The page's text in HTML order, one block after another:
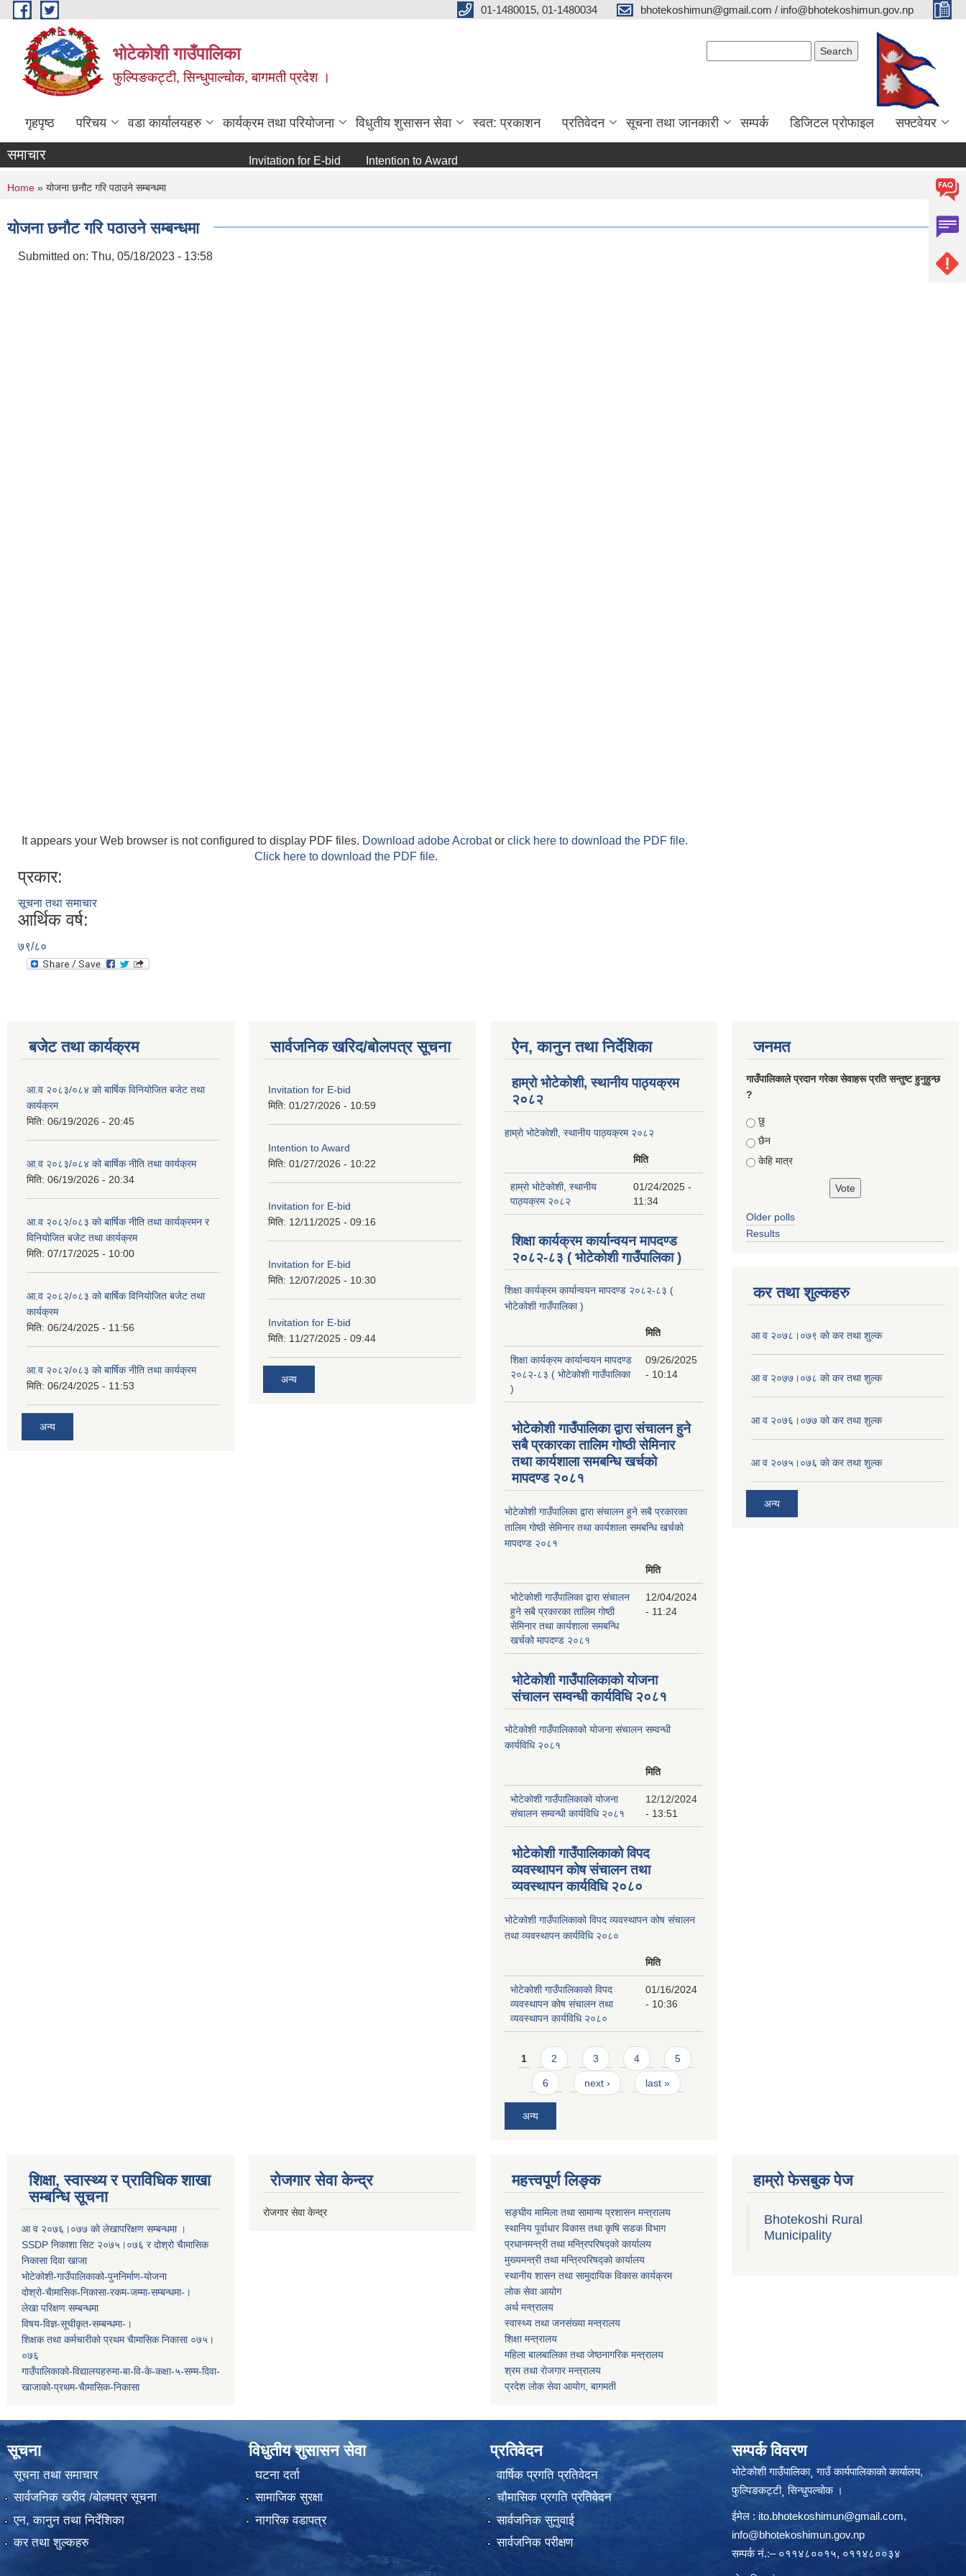
Skip to main content 01-1480015, 01-1480034 bhotekoshimun@gmail.com / info@bhotekoshimun.gov.np
भोटेकोशी गाउँपालिका
फुल्पिङकट्टी, सिन्धुपाल्चोक, बागमती प्रदेश ।
गृहपृष्ठ परिचय वडा कार्यालयहरु कार्यक्रम तथा परियोजना विधुतीय शुसासन सेवा स्वत: प्रकाशन प्रतिवेदन सूचना तथा जानकारी सम्पर्क डिजिटल प्रोफाइल सफ्टवेयर
समाचार Invitation for E-bid Intention to Award जो जस संग सम्बन्धित छ ।
You are here
Home » योजना छनौट गरि पठाउने सम्बन्धमा
योजना छनौट गरि पठाउने सम्बन्धमा
Submitted on: Thu, 05/18/2023 - 13:58
It appears your Web browser is not configured to display PDF files. Download adobe Acrobator click here to download the PDF file.
Click here to download the PDF file.
प्रकार:
सूचना तथा समाचार
आर्थिक वर्ष:
७९/८०
बजेट तथा कार्यक्रम
आ.व २०८३/०८४ को बार्षिक विनियोजित बजेट तथा
कार्यक्रम
मिति: 06/19/2026 - 20:45
आ.व २०८३/०८४ को बार्षिक नीति तथा कार्यक्रम
मिति: 06/19/2026 - 20:34
आ.व २०८२/०८३ को बार्षिक नीति तथा कार्यक्रमन र
विनियोजित बजेट तथा कार्यक्रम
मिति: 07/17/2025 - 10:00
आ.व २०८२/०८३ को बार्षिक विनियोजित बजेट तथा
कार्यक्रम
मिति: 06/24/2025 - 11:56
आ.व २०८२/०८३ को बार्षिक नीति तथा कार्यक्रम
मिति: 06/24/2025 - 11:53
अन्य
सार्वजनिक खरिद/बोलपत्र सूचना
Invitation for E-bid
मिति: 01/27/2026 - 10:59
Intention to Award
मिति: 01/27/2026 - 10:22
Invitation for E-bid
मिति: 12/11/2025 - 09:16
Invitation for E-bid
मिति: 12/07/2025 - 10:30
Invitation for E-bid
मिति: 11/27/2025 - 09:44
अन्य
ऐन, कानुन तथा निर्देशिका
हाम्रो भोटेकोशी, स्थानीय पाठ्यक्रम
२०८२
हाम्रो भोटेकोशी, स्थानीय पाठ्यक्रम २०८२
मिति
हाम्रो भोटेकोशी, स्थानीय
पाठ्यक्रम २०८२
01/24/2025 -
11:34
शिक्षा कार्यक्रम कार्यान्वयन मापदण्ड
२०८२-८३ ( भोटेकोशी गाउँपालिका )
शिक्षा कार्यक्रम कार्यान्वयन मापदण्ड २०८२-८३ (
भोटेकोशी गाउँपालिका )
मिति
शिक्षा कार्यक्रम कार्यान्वयन मापदण्ड
२०८२-८३ ( भोटेकोशी गाउँपालिका
)
09/26/2025
- 10:14
भोटेकोशी गाउँपालिका द्वारा संचालन हुने
सबै प्रकारका तालिम गोष्ठी सेमिनार
तथा कार्यशाला समबन्धि खर्चको
मापदण्ड २०८१
भोटेकोशी गाउँपालिका द्वारा संचालन हुने सबै प्रकारका
तालिम गोष्ठी सेमिनार तथा कार्यशाला समबन्धि खर्चको
मापदण्ड २०८१
मिति
भोटेकोशी गाउँपालिका द्वारा संचालन
हुने सबै प्रकारका तालिम गोष्ठी
सेमिनार तथा कार्यशाला समबन्धि
खर्चको मापदण्ड २०८१
12/04/2024
- 11:24
भोटेकोशी गाउँपालिकाको योजना
संचालन सम्वन्धी कार्यविधि २०८१
भोटेकोशी गाउँपालिकाको योजना संचालन सम्वन्धी
कार्यविधि २०८१
मिति
भोटेकोशी गाउँपालिकाको योजना
संचालन सम्वन्धी कार्यविधि २०८१
12/12/2024
- 13:51
भोटेकोशी गाउँपालिकाको विपद
व्यवस्थापन कोष संचालन तथा
व्यवस्थापन कार्यविधि २०८०
भोटेकोशी गाउँपालिकाको विपद व्यवस्थापन कोष संचालन
तथा व्यवस्थापन कार्यविधि २०८०
मिति
भोटेकोशी गाउँपालिकाको विपद
व्यवस्थापन कोष संचालन तथा
व्यवस्थापन कार्यविधि २०८०
01/16/2024
- 10:36
Pages
1 2 3 4 5
6 next › last »
अन्य
जनमत
गाउँपालिकाले प्रदान गरेका सेवाहरू प्रति सन्तुष्ट हुनुहुन्छ
?
Choices
छु
छैन
केहि मात्र
Older polls
Results
कर तथा शुल्कहरु
आ व २०७८।०७९ काे कर तथा शुल्क
आ व २०७७।०७८ काे कर तथा शुल्क
आ व २०७६।०७७ काे कर तथा शुल्क
आ व २०७५।०७६ काे कर तथा शुल्क
अन्य
शिक्षा, स्वास्थ्य र प्राविधिक शाखा
सम्बन्धि सूचना
आ व २०७६।०७७ काे लेखापरिक्षण सम्बन्धमा ।
SSDP निकाशा सिट २०७५।०७६ र दोश्रो चैामासिक
निकासा दिवा खाजा
भोटेकोशी-गाउँपालिकाको-पुननिर्माण-योजना
दोश्रो-चैामासिक-निकासा-रकम-जम्मा-सम्बन्धमा-।
लेखा परिक्षण सम्बन्धमा
विषय-विज्ञ-सूचीकृत-सम्बन्धमा-।
शिक्षक तथा कर्मचारीको प्रथम च‌ैामासिक निकासा ०७५।
०७६
गाउँपालिकाको-विद्यालयहरुमा-बा-वि-के-कक्षा-५-सम्म-दिवा-
खाजाको-प्रथम-चैामासिक-निकासा
रोजगार सेवा केन्द्र
रोजगार सेवा केन्द्र
महत्त्वपूर्ण लिङ्क
सङ्घीय मामिला तथा सामान्य प्रशासन मन्त्रालय
स्थानिय पूर्वाधार विकास तथा कृषि सडक विभाग
प्रधानमन्त्री तथा मन्त्रिपरिषद्को कार्यालय
मुख्यमन्त्री तथा मन्त्रिपरिषद्को कार्यालय
स्थानीय शासन तथा सामुदायिक विकास कार्यक्रम
लोक सेवा आयोग
अर्थ मन्त्रालय
स्वास्थ्य तथा जनस‌ंख्या मन्त्रालय
शिक्षा मन्त्रालय
महिला बालबालिका तथा जेष्ठनागरिक मन्त्रालय
श्रम तथा राेजगार मन्त्रालय
प्रदेश लोक सेवा आयाेग, बागमती
हाम्रो फेसबुक पेज
Bhotekoshi Rural
Municipality
सूचना
सूचना तथा समाचार
सार्वजनिक खरीद /बोलपत्र सूचना
एन, कानुन तथा निर्देशिका
कर तथा शुल्कहरु
विधुतीय शुसासन सेवा
घटना दर्ता
सामाजिक सुरक्षा
नागरिक वडापत्र
प्रतिवेदन
वार्षिक प्रगति प्रतिवेदन
चौमासिक प्रगति प्रतिवेदन
सार्वजनिक सुनुवाई
सार्वजनिक परीक्षण
सम्पर्क विवरण
भोटेकोशी गाउँपालिका¸ गाउँ कार्यपालिकाकाे कार्यालय,
फुल्पिङकट्टी¸ सिन्धुपल्चोक ।
ईमेल : ito.bhotekoshimun@gmail.com,
info@bhotekoshimun.gov.np
सम्पर्क नं.:– ०११४८००१५, ०११४८००३४